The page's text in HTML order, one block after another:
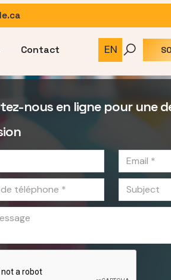
Contact EN
nous en ligne pour une
email
subject